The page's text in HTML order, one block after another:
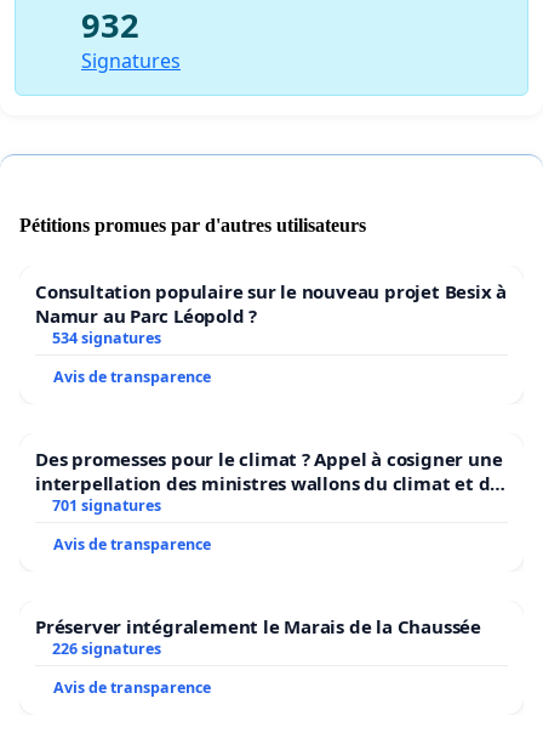
932
Signatures
Pétitions promues par d'autres utilisateurs
Consultation populaire sur le nouveau projet Besix à
Namur au Parc Léopold ?
534 signatures
Avis de transparence
Des promesses pour le climat ? Appel à cosigner une
interpellation des ministres wallons du climat et de
l’environnement.
701 signatures
Avis de transparence
Préserver intégralement le Marais de la Chaussée
226 signatures
Avis de transparence